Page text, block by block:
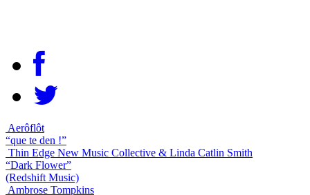
Aerôflôt
“que te den !”
Thin Edge New Music Collective & Linda Catlin Smith
“Dark Flower”
(Redshift Music)
Ambrose Tompkins